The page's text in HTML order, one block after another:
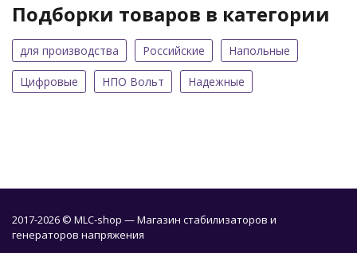
Подборки товаров в категории
для производства Российские Напольные
Цифровые НПО Вольт Надежные
2017-2026 © MLC-shop — Магазин стабилизаторов и
генераторов напряжения